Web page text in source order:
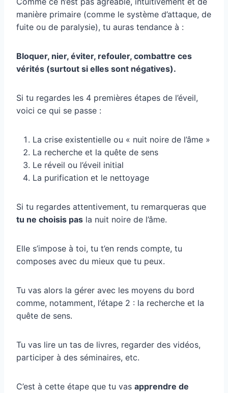
manière primaire (comme le système d’attaque, de
fuite ou de paralysie), tu auras tendance à :
Bloquer, nier, éviter, refouler, combattre ces
vérités (surtout si elles sont négatives).
Si tu regardes les 4 premières étapes de l’éveil,
voici ce qui se passe :
La crise existentielle ou « nuit noire de l’âme »
La recherche et la quête de sens
Le réveil ou l’éveil initial
La purification et le nettoyage
Si tu regardes attentivement, tu remarqueras que
tu ne choisis pas la nuit noire de l’âme.
Elle s’impose à toi, tu t’en rends compte, tu
composes avec du mieux que tu peux.
Tu vas alors la gérer avec les moyens du bord
comme, notamment, l’étape 2 : la recherche et la
quête de sens.
Tu vas lire un tas de livres, regarder des vidéos,
participer à des séminaires, etc.
C’est à cette étape que tu vas apprendre de